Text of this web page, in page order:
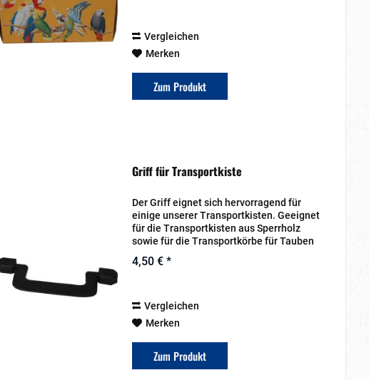
Vergleichen
Merken
Zum Produkt
Griff für Transportkiste
Der Griff eignet sich hervorragend für
einige unserer Transportkisten. Geeignet
für die Transportkisten aus Sperrholz
sowie für die Transportkörbe für Tauben
Maße: 20 x 6 cm
4,50 € *
Vergleichen
Merken
Zum Produkt